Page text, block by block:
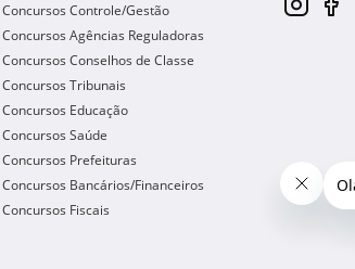
Concursos Controle/Gestão
Concursos Agências Reguladoras
Concursos Conselhos de Classe
Concursos Tribunais
Concursos Educação
Concursos Saúde
Concursos Prefeituras
Concursos Bancários/Financeiros
Concursos Fiscais